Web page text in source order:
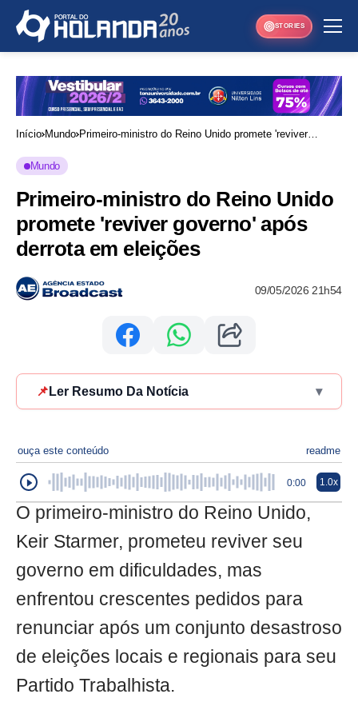
STORIES
Início Mundo Primeiro-ministro do Reino Unido promete 'reviver
Mundo
Primeiro-ministro do Reino Unido
promete 'reviver governo' após
derrota em eleições
09/05/2026 21h54
📌 Ler Resumo Da Notícia ▾
ouça este conteúdo readme
0:00 1.0x
O primeiro-ministro do Reino Unido,
Keir Starmer, prometeu reviver seu
governo em dificuldades, mas
enfrentou crescentes pedidos para
renunciar após um conjunto desastroso
de eleições locais e regionais para seu
Partido Trabalhista.